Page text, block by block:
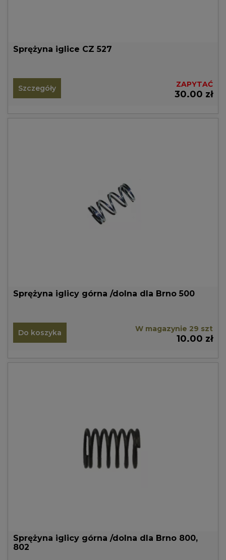
Sprężyna iglice CZ 527
Szczegóły ZAPYTAĆ
30.00 zł
Sprężyna iglicy górna /dolna dla Brno 500
Do koszyka W magazynie 29 szt
10.00 zł
Sprężyna iglicy górna /dolna dla Brno 800,
802